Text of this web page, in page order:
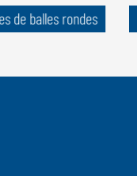
de balles rondes